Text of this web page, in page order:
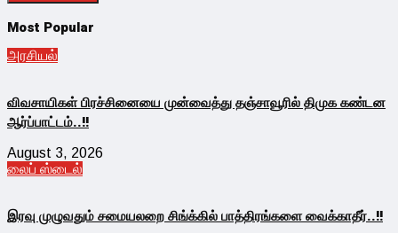
Most Popular
அரசியல்
விவசாயிகள் பிரச்சினையை முன்வைத்து தஞ்சாவூரில் திமுக கண்டன
ஆர்ப்பாட்டம்..!!
August 3, 2026
லைப் ஸ்டைல்
இரவு முழுவதும் சமையலறை சிங்க்கில் பாத்திரங்களை வைக்காதீர்..!!